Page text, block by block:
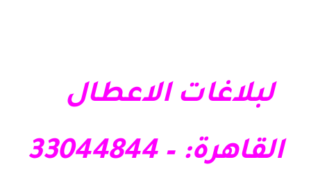
لبلاغات الاعطال
القاهرة: – 33044844